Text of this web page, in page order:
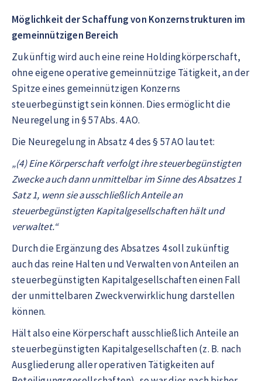
Möglichkeit der Schaffung von Konzernstrukturen im
gemeinnützigen Bereich
Zukünftig wird auch eine reine Holdingkörperschaft,
ohne eigene operative gemeinnützige Tätigkeit, an der
Spitze eines gemeinnützigen Konzerns
steuerbegünstigt sein können. Dies ermöglicht die
Neuregelung in § 57 Abs. 4 AO.
Die Neuregelung in Absatz 4 des § 57 AO lautet:
„(4) Eine Körperschaft verfolgt ihre steuerbegünstigten
Zwecke auch dann unmittelbar im Sinne des Absatzes 1
Satz 1, wenn sie ausschließlich Anteile an
steuerbegünstigten Kapitalgesellschaften hält und
verwaltet.“
Durch die Ergänzung des Absatzes 4 soll zukünftig
auch das reine Halten und Verwalten von Anteilen an
steuerbegünstigten Kapitalgesellschaften einen Fall
der unmittelbaren Zweckverwirklichung darstellen
können.
Hält also eine Körperschaft ausschließlich Anteile an
steuerbegünstigten Kapitalgesellschaften (z. B. nach
Ausgliederung aller operativen Tätigkeiten auf